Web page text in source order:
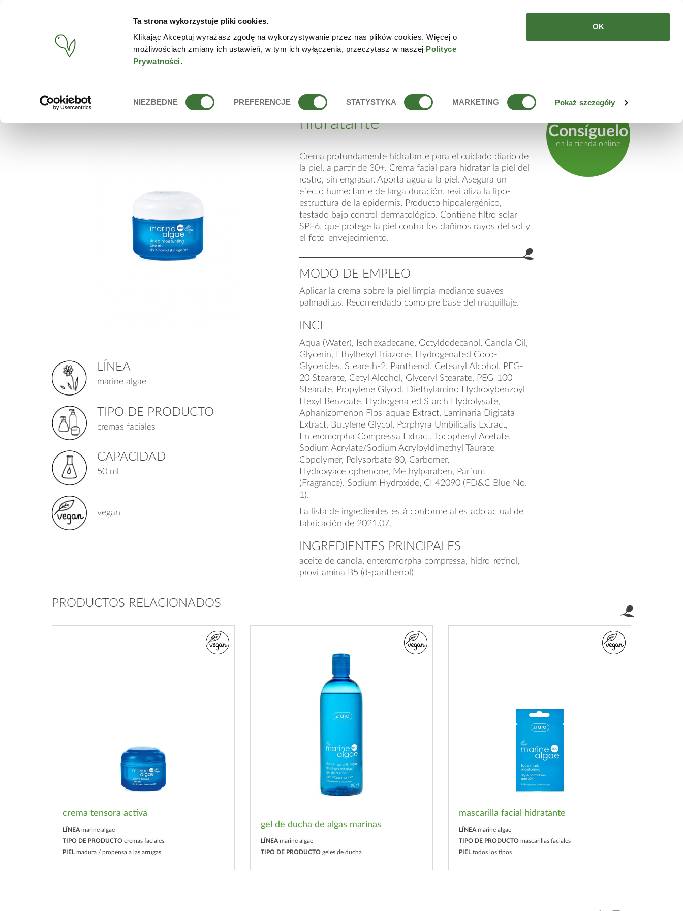
Ta strona wykorzystuje pliki cookies.
Klikając Akceptuj wyrażasz zgodę na wykorzystywanie przez nas plików cookies. Więcej o
możliwościach zmiany ich ustawień, w tym ich wyłączenia, przeczytasz w naszej Polityce
Prywatności.
zgody
NIEZBĘDNE PREFERENCJE STATYSTYKA MARKETING Pokaż szczegóły
OK
PRODUCTOS TIENDA ONLINE CONTACTO
BUSCAR ZIAJA CREMA PROFUNDAMENTE HIDRATANTE
LÍNEA
marine algae
TIPO DE PRODUCTO
cremas faciales
CAPACIDAD
50 ml
vegan
crema profundamente
hidratante
Crema profundamente hidratante para el cuidado diario de
la piel, a partir de 30+. Crema facial para hidratar la piel del
rostro, sin engrasar. Aporta agua a la piel. Asegura un
efecto humectante de larga duración, revitaliza la lipo-
estructura de la epidermis. Producto hipoalergénico,
testado bajo control dermatológico. Contiene filtro solar
SPF6, que protege la piel contra los dañinos rayos del sol y
el foto-envejecimiento.
MODO DE EMPLEO
Aplicar la crema sobre la piel limpia mediante suaves
palmaditas. Recomendado como pre base del maquillaje.
INCI
Aqua (Water), Isohexadecane, Octyldodecanol, Canola Oil,
Glycerin, Ethylhexyl Triazone, Hydrogenated Coco-
Glycerides, Steareth-2, Panthenol, Cetearyl Alcohol, PEG-
20 Stearate, Cetyl Alcohol, Glyceryl Stearate, PEG-100
Stearate, Propylene Glycol, Diethylamino Hydroxybenzoyl
Hexyl Benzoate, Hydrogenated Starch Hydrolysate,
Aphanizomenon Flos-aquae Extract, Laminaria Digitata
Extract, Butylene Glycol, Porphyra Umbilicalis Extract,
Enteromorpha Compressa Extract, Tocopheryl Acetate,
Sodium Acrylate/Sodium Acryloyldimethyl Taurate
Copolymer, Polysorbate 80, Carbomer,
Hydroxyacetophenone, Methylparaben, Parfum
(Fragrance), Sodium Hydroxide, CI 42090 (FD&C Blue No.
1).
La lista de ingredientes está conforme al estado actual de
fabricación de 2021.07.
INGREDIENTES PRINCIPALES
aceite de canola, enteromorpha compressa, hidro-retinol,
provitamina B5 (d-panthenol)
Consíguelo
en la tienda online
PRODUCTOS RELACIONADOS
crema tensora activa
LÍNEA marine algae
TIPO DE PRODUCTO cremas faciales
PIEL madura / propensa a las arrugas
gel de ducha de algas marinas
LÍNEA marine algae
TIPO DE PRODUCTO geles de ducha
mascarilla facial hidratante
LÍNEA marine algae
TIPO DE PRODUCTO mascarillas faciales
PIEL todos los tipos